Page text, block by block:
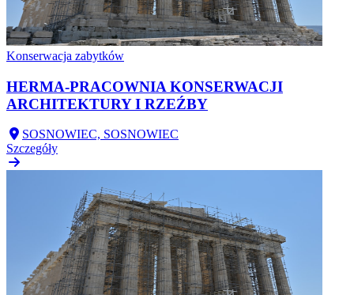
Konserwacja zabytków
HERMA-PRACOWNIA KONSERWACJI
ARCHITEKTURY I RZEŹBY
SOSNOWIEC, SOSNOWIEC
Szczegóły